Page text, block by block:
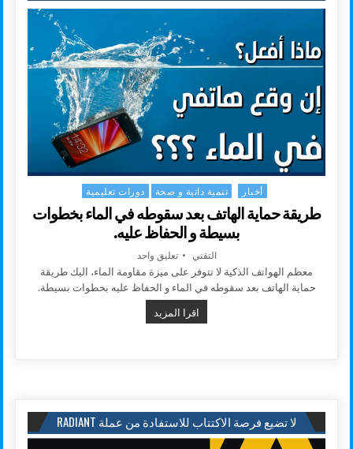
Posted in
أخبار تنمية داتية و صحة دورات تعليمية
طريقة حماية الهاتف بعد سقوطه في الماء بخطوات
بسيطة و الحفاظ عليه.
AUTHOR:
التقني تعليق واحد
معظم الهواتف الذكية لا تتوفر على ميزة مقاومة الماء، اليك طريقة
حماية الهاتف بعد سقوطه في الماء و الحفاظ عليه بخطوات بسيطة.
اقرا المزيد
لا تضيع فرصة الاكتتاب للاستفادة من عملة RADIANT